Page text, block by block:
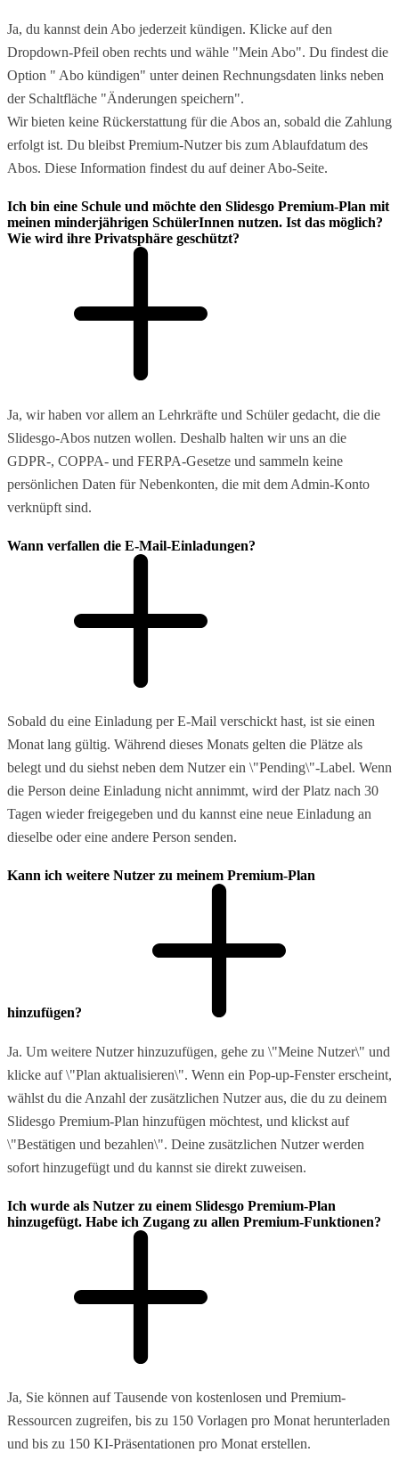
Ja, du kannst dein Abo jederzeit kündigen. Klicke auf den
Dropdown-Pfeil oben rechts und wähle "Mein Abo". Du findest die
Option " Abo kündigen" unter deinen Rechnungsdaten links neben
der Schaltfläche "Änderungen speichern".
Wir bieten keine Rückerstattung für die Abos an, sobald die Zahlung
erfolgt ist. Du bleibst Premium-Nutzer bis zum Ablaufdatum des
Abos. Diese Information findest du auf deiner Abo-Seite.
Ich bin eine Schule und möchte den Slidesgo Premium-Plan mit
meinen minderjährigen SchülerInnen nutzen. Ist das möglich?
Wie wird ihre Privatsphäre geschützt?
Ja, wir haben vor allem an Lehrkräfte und Schüler gedacht, die die
Slidesgo-Abos nutzen wollen. Deshalb halten wir uns an die
GDPR-, COPPA- und FERPA-Gesetze und sammeln keine
persönlichen Daten für Nebenkonten, die mit dem Admin-Konto
verknüpft sind.
Wann verfallen die E-Mail-Einladungen?
Sobald du eine Einladung per E-Mail verschickt hast, ist sie einen
Monat lang gültig. Während dieses Monats gelten die Plätze als
belegt und du siehst neben dem Nutzer ein \"Pending\"-Label. Wenn
die Person deine Einladung nicht annimmt, wird der Platz nach 30
Tagen wieder freigegeben und du kannst eine neue Einladung an
dieselbe oder eine andere Person senden.
Kann ich weitere Nutzer zu meinem Premium-Plan
hinzufügen?
Ja. Um weitere Nutzer hinzuzufügen, gehe zu \"Meine Nutzer\" und
klicke auf \"Plan aktualisieren\". Wenn ein Pop-up-Fenster erscheint,
wählst du die Anzahl der zusätzlichen Nutzer aus, die du zu deinem
Slidesgo Premium-Plan hinzufügen möchtest, und klickst auf
\"Bestätigen und bezahlen\". Deine zusätzlichen Nutzer werden
sofort hinzugefügt und du kannst sie direkt zuweisen.
Ich wurde als Nutzer zu einem Slidesgo Premium-Plan
hinzugefügt. Habe ich Zugang zu allen Premium-Funktionen?
Ja, Sie können auf Tausende von kostenlosen und Premium-
Ressourcen zugreifen, bis zu 150 Vorlagen pro Monat herunterladen
und bis zu 150 KI-Präsentationen pro Monat erstellen.